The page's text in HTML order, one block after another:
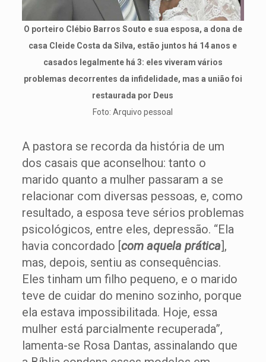
O porteiro Clébio Barros Souto e sua esposa, a dona de
casa Cleide Costa da Silva, estão juntos há 14 anos e
casados legalmente há 3: eles viveram vários
problemas decorrentes da infidelidade, mas a união foi
restaurada por Deus
Foto: Arquivo pessoal
A pastora se recorda da história de um
dos casais que aconselhou: tanto o
marido quanto a mulher passaram a se
relacionar com diversas pessoas, e, como
resultado, a esposa teve sérios problemas
psicológicos, entre eles, depressão. “Ela
havia concordado [com aquela prática],
mas, depois, sentiu as consequências.
Eles tinham um filho pequeno, e o marido
teve de cuidar do menino sozinho, porque
ela estava impossibilitada. Hoje, essa
mulher está parcialmente recuperada”,
lamenta-se Rosa Dantas, assinalando que